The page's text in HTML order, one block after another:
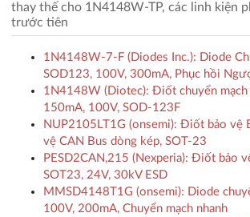
thay thế cho 1N4148W-TP, các linh kiện
trước tiên
1N4148W-7-F (Diodes Inc.): Diode
SOD123, 100V, 300mA, Phục hồi
1N4148W (Diotec): Điốt chuyển mạch
150mA, 100V, SOD-123F
NUP2105LT1G (onsemi): Điốt bảo vệ
vệ CAN Bus dòng kép, SOT-23
PESD2CAN,215 (Nexperia): Điốt bảo
SOT23, 24V, 30kV ESD
MMSD4148T1G (onsemi): Diode
100V, 200mA, Chuyển mạch nhanh